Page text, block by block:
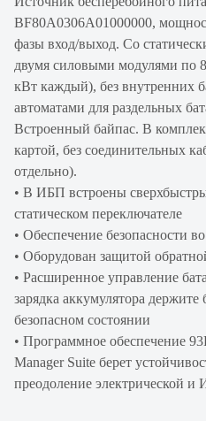
BF80A0306A01000000,
фазы вход/выход. Со
двумя силовыми модулями по
кВт каждый), без внутренних
автоматами для раздельных
Встроенный байпас. В
картой, без соединительных
отдельно).
• В ИБП встроены
статическом переключателе
• Обеспечение безопасности
• Оборудован защитой
• Расширенное управление
зарядка аккумулятора
безопасном состоянии
• Программное обеспечение
Manager Suite берет
преодоление электрической